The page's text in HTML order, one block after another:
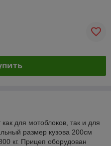
для мотоблоков, так и для
размер кузова 200см
кг. Прицеп оборудован